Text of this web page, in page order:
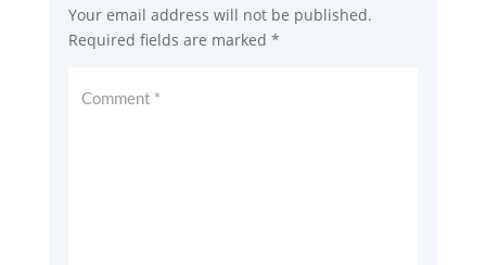
Your email address will not be published.
Required fields are marked *